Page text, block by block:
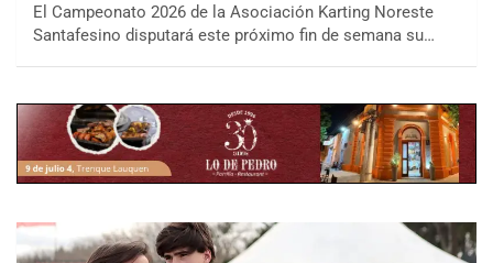
El Campeonato 2026 de la Asociación Karting Noreste
Santafesino disputará este próximo fin de semana su…